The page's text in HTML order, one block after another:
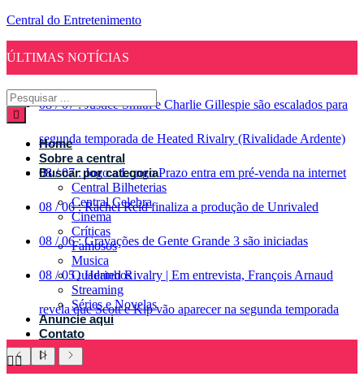
Central do Entretenimento
ÚLTIMAS NOTÍCIAS
08 / 07 : Justice Smith e Charlie Gillespie são escalados para
segunda temporada de Heated Rivalry (Rivalidade Ardente)
08 / 07 : Jogo a Longo Prazo entra em pré-venda na internet
08 / 06 : Rachel Reid finaliza a produção de Unrivaled
08 / 06 : Gravações de Gente Grande 3 são iniciadas
08 / 05 : Heated Rivalry | Em entrevista, François Arnaud
revela que Scott e Kip vão aparecer na segunda temporada
Home
Sobre a central
Buscar por categoria
Central Bilheterias
Central Celebra
Cinema
Críticas
Famosos
Musica
Quadrinhos
Streaming
Séries e Novelas
Anuncie aqui
Contato